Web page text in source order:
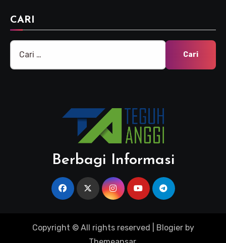
CARI
Cari
untuk:
Berbagi Informasi
Copyright © All rights reserved Blogierby